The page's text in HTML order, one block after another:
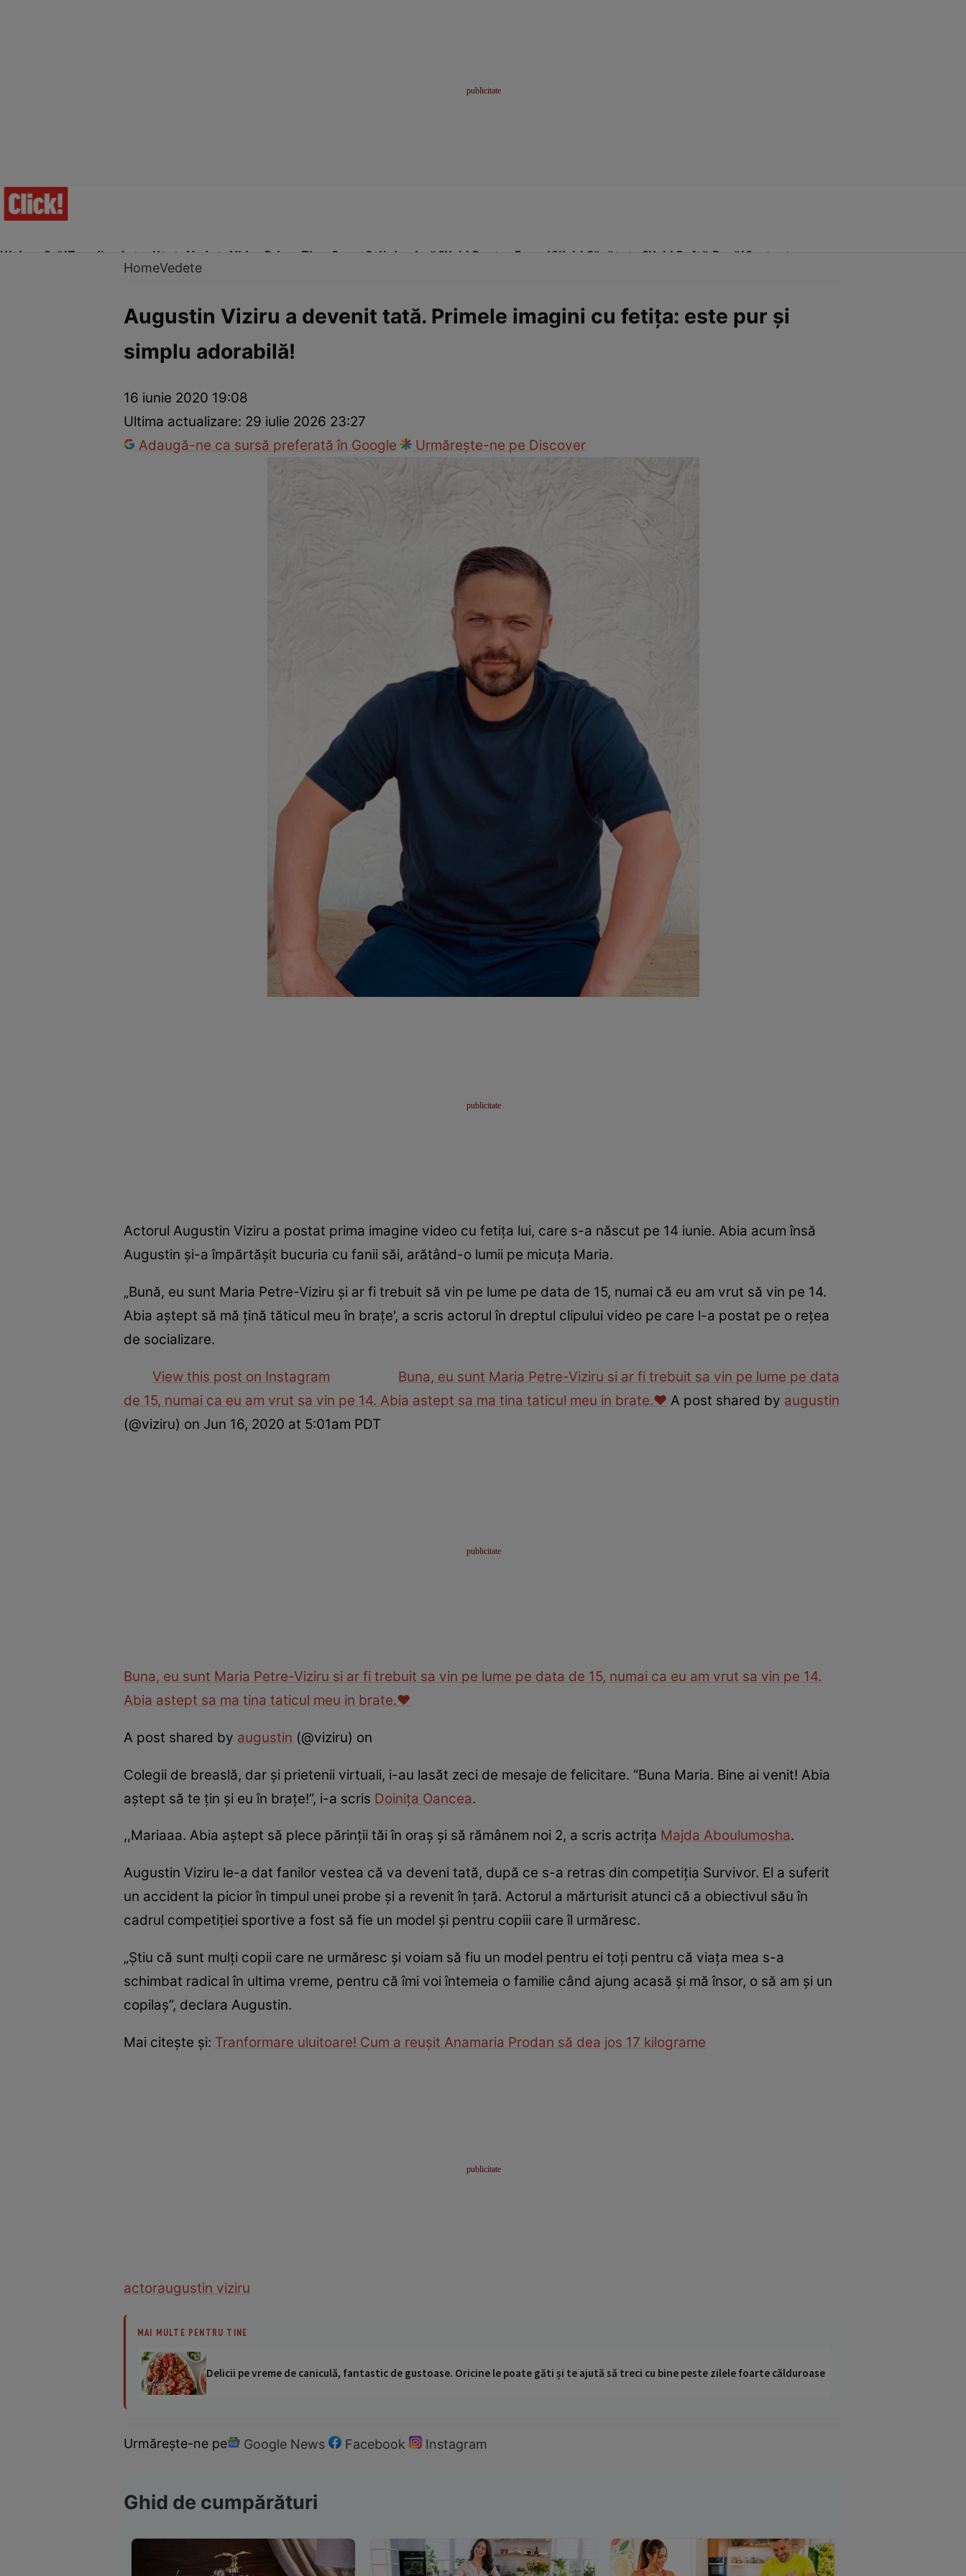
Ultima Oră!Trending Actualitate Vedete Video Prime Time SportStil de viațăClick! Pentru FemeiClick! Sănătate Click! Poftă Bună!Contact
Vedete internaționaleVedete româneștiInterviurile Click!
HomeVedete
Augustin Viziru a devenit tată. Primele imagini cu fetiţa: este pur şi
simplu adorabilă!
16 iunie 2020 19:08
Ultima actualizare: 29 iulie 2026 23:27
Adaugă-ne ca sursă preferată în Google
Urmărește-ne pe Discover
Actorul Augustin Viziru a postat prima imagine video cu fetiţa lui, care s-a născut pe 14 iunie. Abia acum însă
Augustin şi-a împărtăşit bucuria cu fanii săi, arătând-o lumii pe micuţa Maria.
„Bună, eu sunt Maria Petre-Viziru şi ar fi trebuit să vin pe lume pe data de 15, numai că eu am vrut să vin pe 14.
Abia aştept să mă ţină tăticul meu în braţe', a scris actorul în dreptul clipului video pe care l-a postat pe o reţea
de socializare.
View this post on Instagram
Buna, eu sunt Maria Petre-Viziru si ar fi trebuit sa vin pe lume pe data
de 15, numai ca eu am vrut sa vin pe 14. Abia astept sa ma tina taticul meu in brate.❤️ A post shared by augustin
(@viziru) on Jun 16, 2020 at 5:01am PDT
Buna, eu sunt Maria Petre-Viziru si ar fi trebuit sa vin pe lume pe data de 15, numai ca eu am vrut sa vin pe 14.
Abia astept sa ma tina taticul meu in brate.❤️
A post shared by augustin (@viziru) on
Colegii de breaslă, dar şi prietenii virtuali, i-au lasăt zeci de mesaje de felicitare. “Buna Maria. Bine ai venit! Abia
aştept să te ţin şi eu în braţe!”, i-a scris Doiniţa Oancea.
,,Mariaaa. Abia aştept să plece părinţii tăi în oraş şi să rămânem noi 2, a scris actriţa Majda Aboulumosha.
Augustin Viziru le-a dat fanilor vestea că va deveni tată, după ce s-a retras din competiţia Survivor. El a suferit
un accident la picior în timpul unei probe şi a revenit în ţară. Actorul a mărturisit atunci că a obiectivul său în
cadrul competiţiei sportive a fost să fie un model şi pentru copiii care îl urmăresc.
„Ştiu că sunt mulţi copii care ne urmăresc şi voiam să fiu un model pentru ei toţi pentru că viaţa mea s-a
schimbat radical în ultima vreme, pentru că îmi voi întemeia o familie când ajung acasă şi mă însor, o să am şi un
copilaş”, declara Augustin.
Mai citeşte şi: Tranformare uluitoare! Cum a reuşit Anamaria Prodan să dea jos 17 kilograme
actoraugustin viziru
MAI MULTE PENTRU TINE
Delicii pe vreme de caniculă, fantastic de gustoase. Oricine le poate găti și te ajută să treci cu bine peste zilele foarte călduroase
Urmărește-ne pe Google News Facebook Instagram
Ghid de cumpărături